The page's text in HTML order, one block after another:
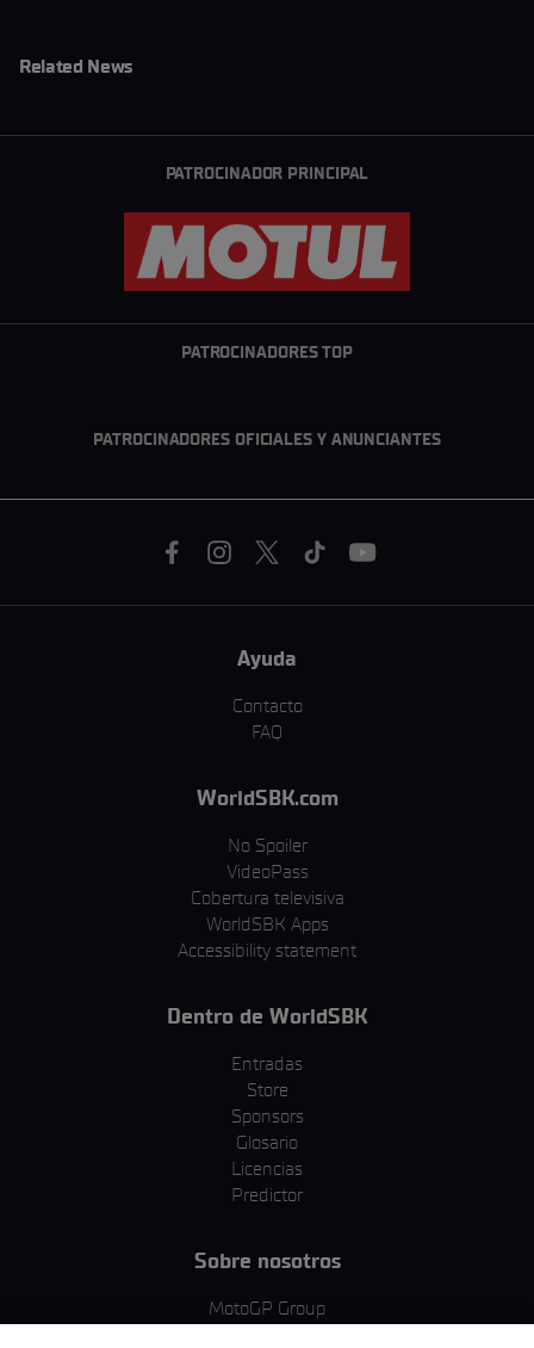
Related News
PATROCINADOR PRINCIPAL
PATROCINADORES TOP
PATROCINADORES OFICIALES Y ANUNCIANTES
Ayuda
Contacto
FAQ
WorldSBK.com
No Spoiler
VideoPass
Cobertura televisiva
WorldSBK Apps
Accessibility statement
Dentro de WorldSBK
Entradas
Store
Sponsors
Glosario
Licencias
Predictor
Sobre nosotros
MotoGP Group